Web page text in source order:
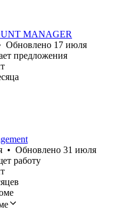
MANAGER
Обновлено 17 июля
предложения
• Обновлено 31 июля
работу